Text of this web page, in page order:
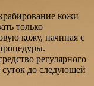
кожи
только
кожу, начиная с
регулярного
суток до следующей